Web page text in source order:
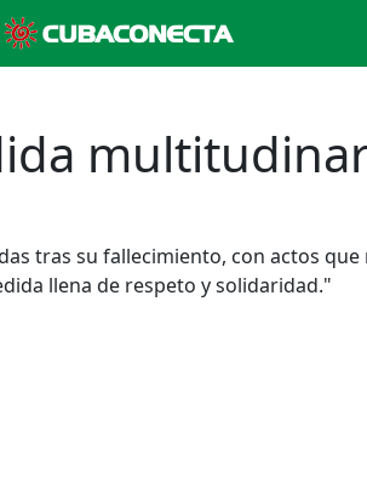
tras su fallecimiento, con actos
llena de respeto y solidaridad."